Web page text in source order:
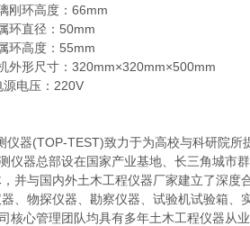
刚环高度：66mm
环直径：50mm
环高度：55mm
外形尺寸：320mm×320mm×500mm
源电压：220V
器(TOP-TEST)致力于为高校与科研院所
器总部设在国家产业基地、长三角城市群
并与国内外土木工程仪器厂家建立了深度
、物探仪器、勘察仪器、试验机试验箱、
心管理团队均具有多年土木工程仪器从业